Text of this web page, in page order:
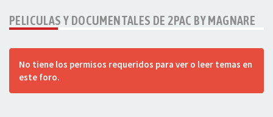
PELICULAS Y DOCUMENTALES DE 2PAC BY MAGNARE
No tiene los permisos requeridos para ver o leer temas en
este foro.